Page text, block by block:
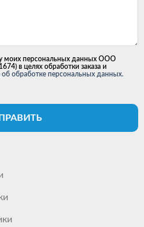
моих персональных данных ООО
в целях обработки заказа и
обработке персональных данных.